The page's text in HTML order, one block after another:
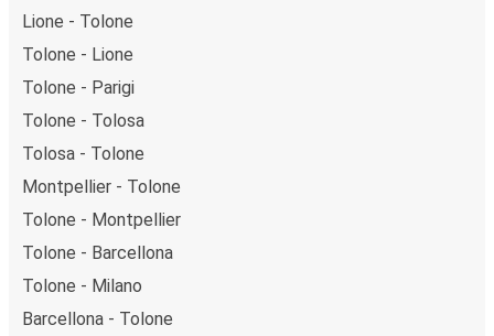
Lione - Tolone
Tolone - Lione
Tolone - Parigi
Tolone - Tolosa
Tolosa - Tolone
Montpellier - Tolone
Tolone - Montpellier
Tolone - Barcellona
Tolone - Milano
Barcellona - Tolone